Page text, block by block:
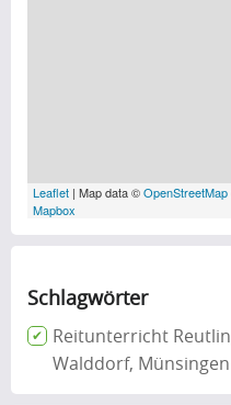
Leaflet | Map data ©OpenStreetMap
Mapbox
Schlagwörter
Reitunterricht
Walddorf, Münsingen